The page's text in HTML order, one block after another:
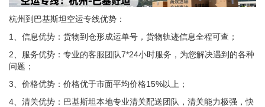
杭州到巴基斯坦空运专线优势：
1、信息优势：货物到仓形成运单号，货物轨迹信息全程可查；
2、服务优势：专业的客服团队7*24小时服务，为您解决遇到的各种
问题；
3、价格优势：价格优于市面平均价格15%以上；
4、清关优势：巴基斯坦本地专业清关配送团队，清关能力极强，快